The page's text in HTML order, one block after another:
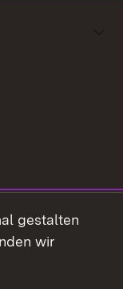
gestalten
wir